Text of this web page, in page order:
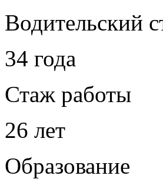
Водительский
34 года
Стаж работы
26 лет
Образование